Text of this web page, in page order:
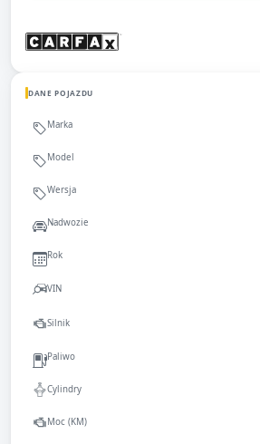
DANE POJAZDU
Marka
Model
Wersja
Nadwozie
Rok
VIN
Silnik
Paliwo
Cylindry
Moc (KM)